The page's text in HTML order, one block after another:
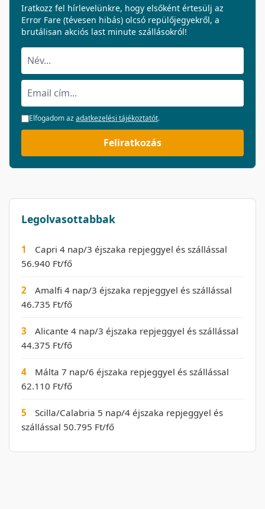
Iratkozz fel hírlevelünkre, hogy elsőként értesülj az
Error Fare (tévesen hibás) olcsó repülőjegyekről, a
brutálisan akciós last minute szállásokról!
Elfogadom azadatkezelési tájékoztatót.
Feliratkozás
Legolvasottabbak
1
Capri 4 nap/3 éjszaka repjeggyel és szállással
56.940 Ft/fő
2
Amalfi 4 nap/3 éjszaka repjeggyel és szállással
46.735 Ft/fő
3
Alicante 4 nap/3 éjszaka repjeggyel és szállással
44.375 Ft/fő
4
Málta 7 nap/6 éjszaka repjeggyel és szállással
62.110 Ft/fő
5
Scilla/Calabria 5 nap/4 éjszaka repjeggyel és
szállással 50.795 Ft/fő